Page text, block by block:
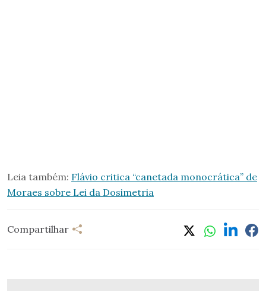
Leia também: Flávio critica “canetada monocrática” de
Moraes sobre Lei da Dosimetria
Compartilhar